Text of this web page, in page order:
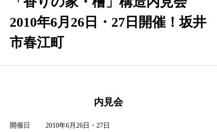
木来 -Kikuru- 中大規模木造建築
会社概要
施工事例
2010年6月26日・27日開催！坂井
市春江町
内見会
開催日 2010年6月26日・27日